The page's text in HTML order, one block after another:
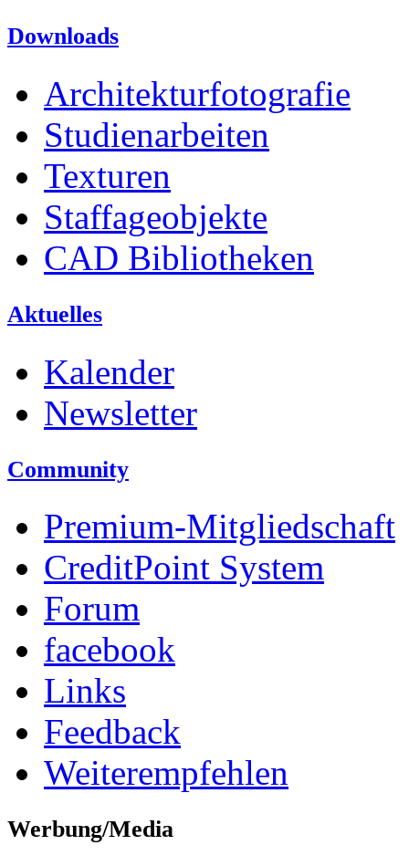
Downloads
Architekturfotografie
Studienarbeiten
Texturen
Staffageobjekte
CAD Bibliotheken
Aktuelles
Kalender
Newsletter
Community
Premium-Mitgliedschaft
CreditPoint System
Forum
facebook
Links
Feedback
Weiterempfehlen
Werbung/Media